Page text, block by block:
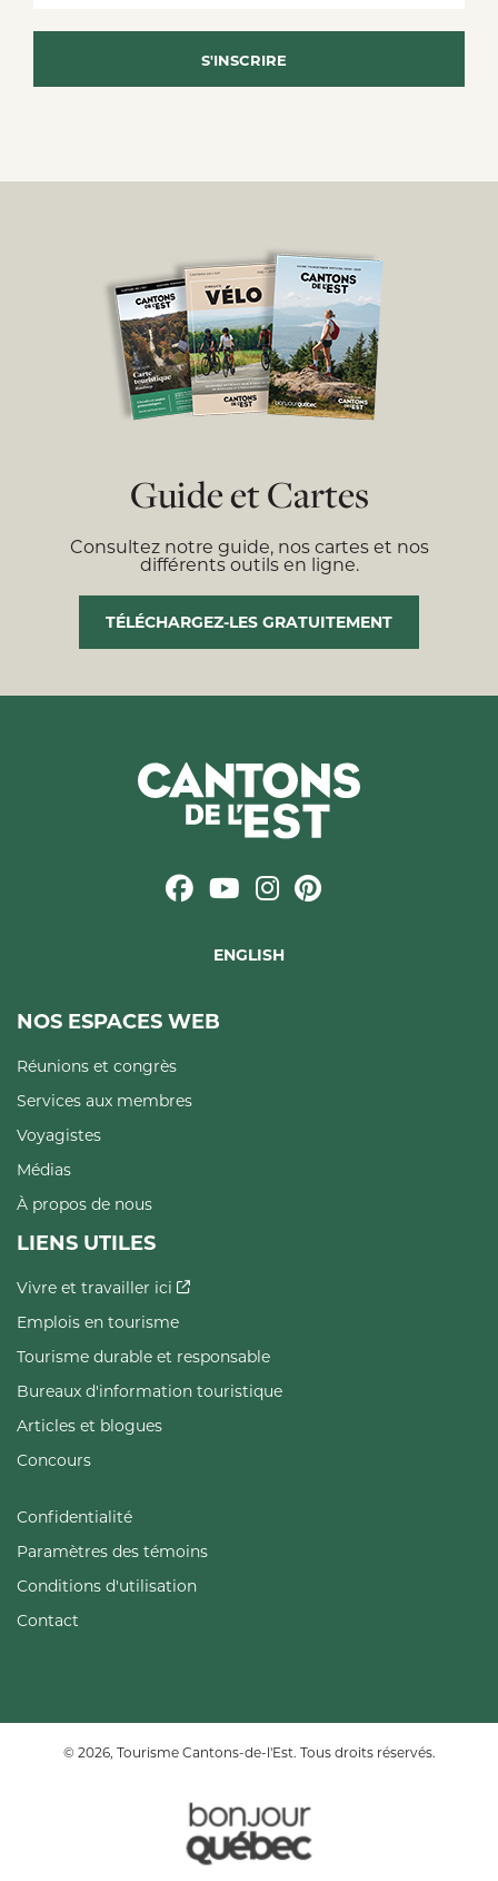
Guide et Cartes
Consultez notre guide, nos cartes et nos
différents outils en ligne.
TÉLÉCHARGEZ-LES GRATUITEMENT
ENGLISH
NOS ESPACES WEB
Réunions et congrès
Services aux membres
Voyagistes
Médias
À propos de nous
LIENS UTILES
Vivre et travailler ici
Emplois en tourisme
Tourisme durable et responsable
Bureaux d'information touristique
Articles et blogues
Concours
Confidentialité
Paramètres des témoins
Conditions d'utilisation
Contact
© 2026, Tourisme Cantons-de-l'Est. Tous droits réservés.